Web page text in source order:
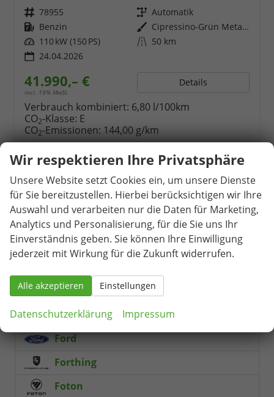
Fahrzeugnr. 78955 Getriebe Automatik
Kraftstoff Benzin Außenfarbe
Cipressino-Grün Metallic
Leistung 110 kW (150 PS) Kilometerstand 50 km
24.04.2026
41.990,– €
incl. 19% MwSt.
Details
Verbrauch kombiniert: 6,80 l/100km
CO2-Klasse: E
CO2-Emissionen: 144,00 g/km
Schnellsuche
Fahrzeugnr.
Audi
BAW
DFM
Fiat
Ford
Forthing
Foton
Wir respektieren Ihre Privatsphäre
Unsere Website setzt Cookies ein, um unsere Dienste
für Sie bereitzustellen. Hierbei berücksichtigen wir Ihre
Auswahl und verarbeiten nur die Daten für Marketing,
Analytics und Personalisierung, für die Sie uns Ihr
Einverständnis geben. Sie können Ihre Einwilligung
jederzeit mit Wirkung für die Zukunft widerrufen.
Alle akzeptieren Einstellungen
Datenschutzerklärung Impressum